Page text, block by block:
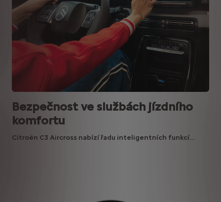
Bezpečnost ve službách jízdního
komfortu
Citroën C3 Aircross nabízí řadu inteligentních funkcí…